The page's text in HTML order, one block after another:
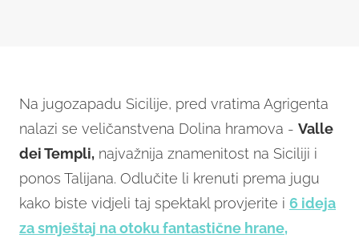
Na jugozapadu Sicilije, pred vratima Agrigenta
nalazi se veličanstvena Dolina hramova - Valle
dei Templi, najvažnija znamenitost na Siciliji i
ponos Talijana. Odlučite li krenuti prema jugu
kako biste vidjeli taj spektakl provjerite i 6 ideja
za smještaj na otoku fantastične hrane,